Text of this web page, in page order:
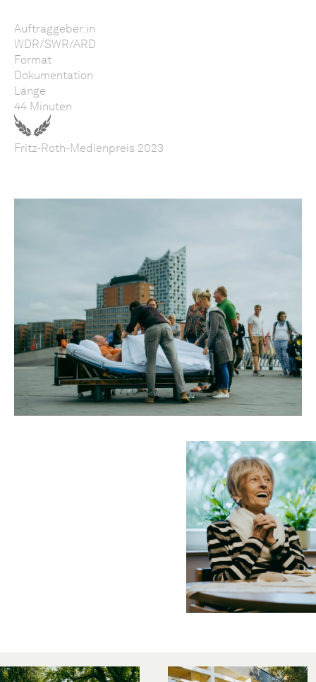
Auftraggeber:in
WDR/SWR/ARD
Format
Dokumentation
Länge
44 Minuten
Fritz-Roth-Medienpreis 2023